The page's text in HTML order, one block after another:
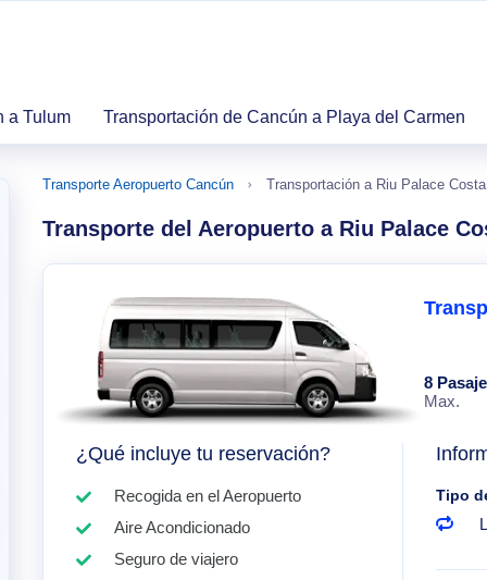
a Tulum Transportación de Cancún a Playa del Carmen
Transporte Aeropuerto Cancún Transportación a Riu Palace
Transporte del Aeropuerto a Riu Palace
8
Max.
¿Qué incluye tu reservación?
Recogida en el Aeropuerto
Aire Acondicionado
Seguro de viajero
Tipo